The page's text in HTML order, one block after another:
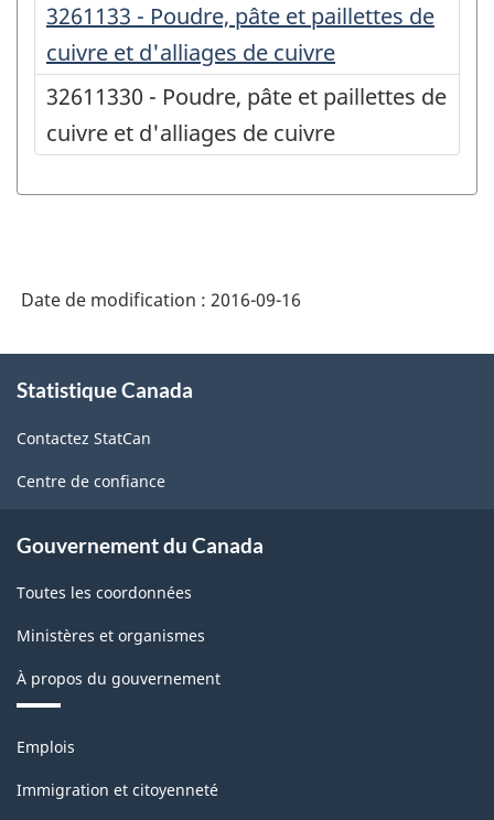
3261133 - Poudre, pâte et paillettes de
cuivre et d'alliages de cuivre
32611330 - Poudre, pâte et paillettes de
cuivre et d'alliages de cuivre
Date de modification : 2016-09-16
propos
ce
site
Statistique Canada
Contactez StatCan
Centre de confiance
Gouvernement du Canada
Toutes les coordonnées
Ministères et organismes
À propos du gouvernement
Thèmes
sujets
Emplois
Immigration et citoyenneté